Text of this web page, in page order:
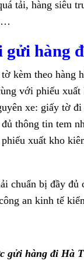
tải, hàng siêu
hàng
kèm theo hàng
với phiếu xuất
xe: giấy tờ đi
thông tin tem
xuất kho
chuẩn bị đầy
an kinh tế
gửi hàng đi Hà